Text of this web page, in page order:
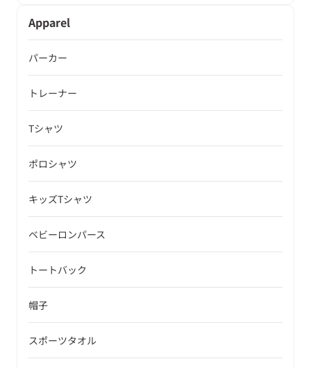
Apparel
パーカー
トレーナー
Tシャツ
ポロシャツ
キッズTシャツ
ベビーロンパース
トートバック
帽子
スポーツタオル